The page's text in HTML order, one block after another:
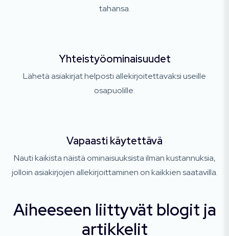
tahansa.
Yhteistyöominaisuudet
Lähetä asiakirjat helposti allekirjoitettavaksi useille
osapuolille.
Vapaasti käytettävä
Nauti kaikista näistä ominaisuuksista ilman kustannuksia,
jolloin asiakirjojen allekirjoittaminen on kaikkien saatavilla.
Aiheeseen liittyvät blogit ja
artikkelit